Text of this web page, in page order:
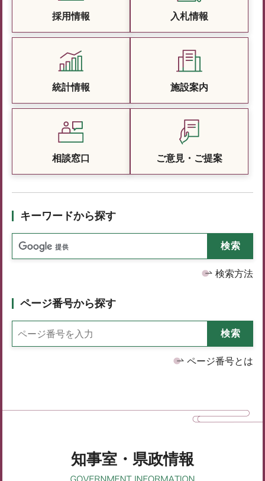
採用情報 入札情報
統計情報 施設案内
相談窓口 ご意見・ご提案
キーワードから探す
検索方法
ページ番号から探す
ページ番号とは
知事室・県政情報